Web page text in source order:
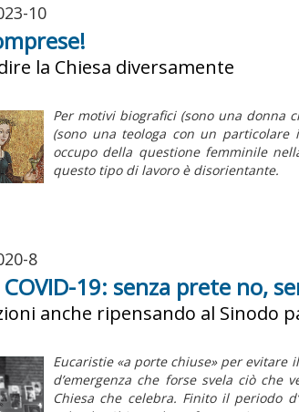
10
la Chiesa diversamente
Per motivi biografici (sono una donna
(sono una teologa con un particolare
occupo della questione femminile
questo tipo di lavoro è disorientante.
8
19: senza prete no,
anche ripensando al Sinodo
Eucaristie «a porte chiuse» per evitare
d’emergenza che forse svela ciò che
Chiesa che celebra. Finito il periodo